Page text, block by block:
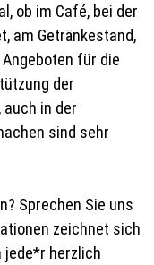
ob im Café, bei der
am Getränkestand,
für die
der
in der
sind sehr
Sprechen Sie uns
zeichnet sich
jede*r herzlich